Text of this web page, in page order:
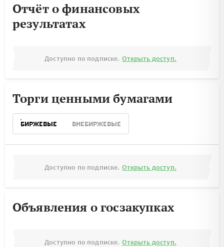
Отчёт о финансовых
результатах
Доступно по подписке. Открыть доступ.
Торги ценными бумагами
БИРЖЕВЫЕ ВНЕБИРЖЕВЫЕ
Доступно по подписке. Открыть доступ.
Объявления о госзакупках
Доступно по подписке. Открыть доступ.